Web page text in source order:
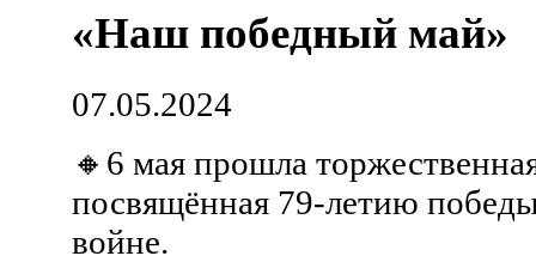
«Наш победный май»
07.05.2024
🔸6 мая прошла
посвящённая 79-летию
войне.